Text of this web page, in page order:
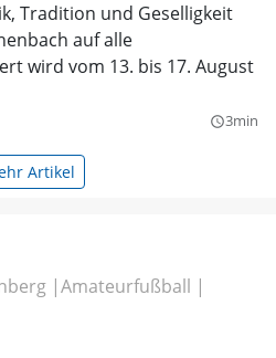
Tradition und Geselligkeit
auf alle
wird vom 13. bis 17. August
query_builder3min
Artikel
Amateurfußball